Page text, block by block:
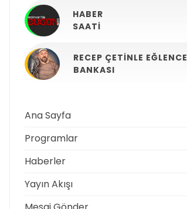
HABER
SAATI
RECEP ÇETINLE EĞLENCE
BANKASI
Ana Sayfa
Programlar
Haberler
Yayın Akışı